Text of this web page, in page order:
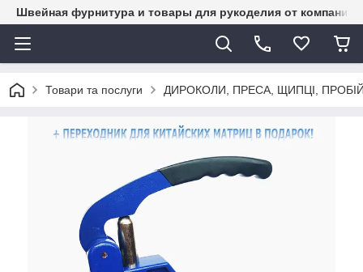
Швейная фурнитура и товары для рукоделия от
Товари та послуги ДИРОКОЛИ, ПРЕСА, ЩИПЦІ,